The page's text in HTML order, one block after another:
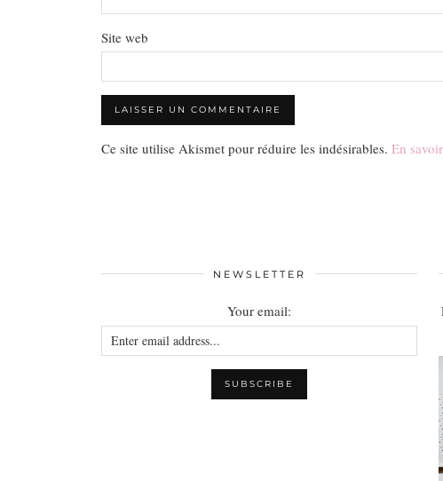
Site web
Ce site utilise Akismet pour réduire les indésirables. En
NEWSLETTER
Your email: